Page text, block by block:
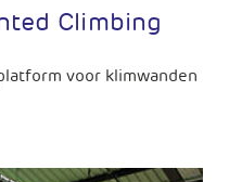
Climbing
voor klimwanden